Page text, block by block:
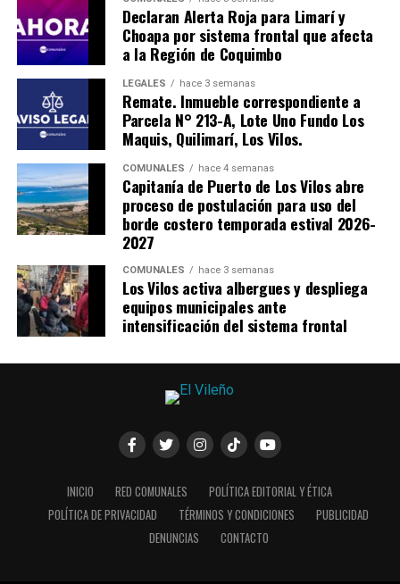
Declaran Alerta Roja para Limarí y
Choapa por sistema frontal que afecta
a la Región de Coquimbo
LEGALES hace 3 semanas
Remate. Inmueble correspondiente a
Parcela N° 213-A, Lote Uno Fundo Los
Maquis, Quilimarí, Los Vilos.
COMUNALES hace 4 semanas
Capitanía de Puerto de Los Vilos abre
proceso de postulación para uso del
borde costero temporada estival 2026-
2027
COMUNALES hace 3 semanas
Los Vilos activa albergues y despliega
equipos municipales ante
intensificación del sistema frontal
INICIO RED COMUNALES
POLÍTICA EDITORIAL Y ÉTICA
POLÍTICA DE PRIVACIDAD
TÉRMINOS Y CONDICIONES
PUBLICIDAD
DENUNCIAS
CONTACTO